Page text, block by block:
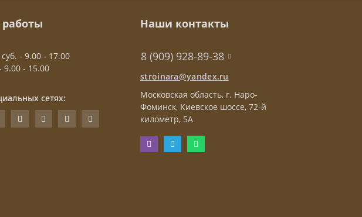
- 9.00 - 17.00
9.00 - 15.00
сетях:
Наши контакты
8 (909) 928-89-38
stroinara@yandex.ru
Московская область, г. Наро-
Фоминск, Киевское шоссе, 72-й
километр, 5А